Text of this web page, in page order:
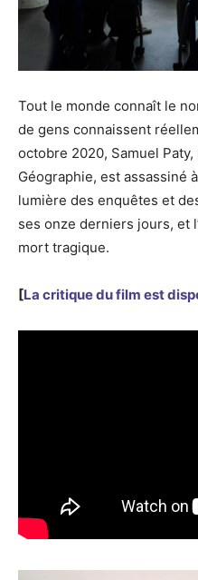
Tout le monde connaît le
de gens connaissent
octobre 2020, Samuel
Géographie, est assassiné
lumière des enquêtes et
ses onze derniers jours, et
mort tragique.
[La critique du film est